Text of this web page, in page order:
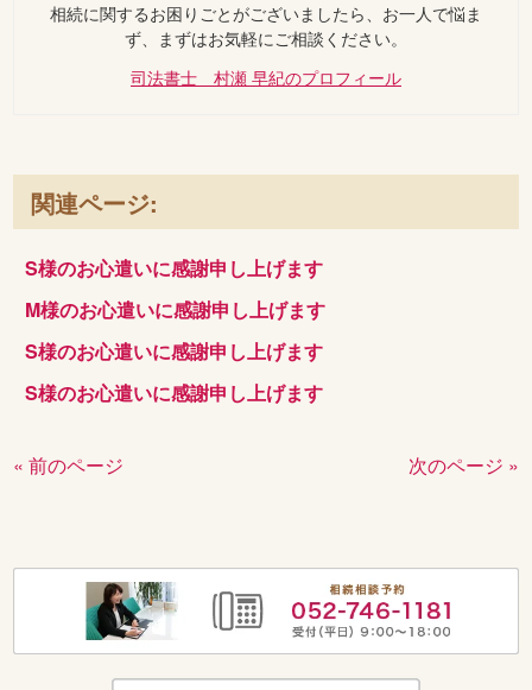
相続に関するお困りごとがございましたら、お一人で悩ま
ず、まずはお気軽にご相談ください。
司法書士 村瀬 早紀のプロフィール
関連ページ:
S様のお心遣いに感謝申し上げます
M様のお心遣いに感謝申し上げます
S様のお心遣いに感謝申し上げます
S様のお心遣いに感謝申し上げます
« 前のページ 次のページ »